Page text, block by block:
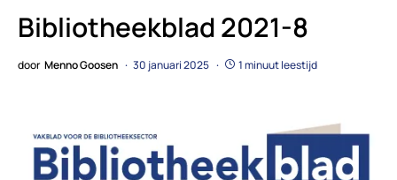
Bibliotheekblad 2021-8
door Menno Goosen 30 januari 2025 1 minuut leestijd